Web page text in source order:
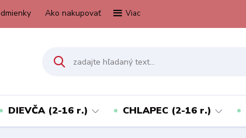
Ako nakupovať Viac
DIEVČA (2-16 r.) CHLAPEC (2-16 r.)